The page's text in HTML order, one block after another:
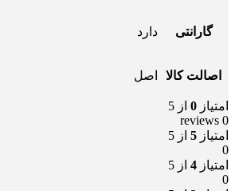
گارانتی دارد
اصالت کالا اصل
امتیاز 0 از 5
0 reviews
امتیاز 5 از 5
0
امتیاز 4 از 5
0